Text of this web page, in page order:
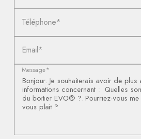
Téléphone*
Email*
Message*